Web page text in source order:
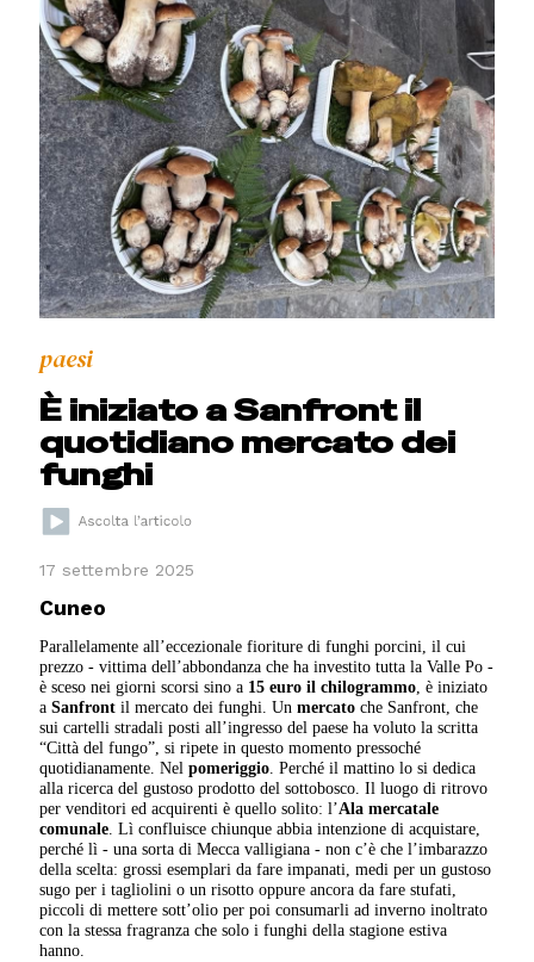
paesi
È iniziato a Sanfront il
quotidiano mercato dei
funghi
17 settembre 2025
Cuneo
Parallelamente all’eccezionale fioriture di funghi porcini, il cui
prezzo - vittima dell’abbondanza che ha investito tutta la Valle Po -
è sceso nei giorni scorsi sino a 15 euro il chilogrammo , è iniziato
aSanfront il mercato dei funghi. Unmercato che Sanfront, che
sui cartelli stradali posti all’ingresso del paese ha voluto la scritta
“Città del fungo”, si ripete in questo momento pressoché
quotidianamente. Nelpomeriggio . Perché il mattino lo si dedica
alla ricerca del gustoso prodotto del sottobosco. Il luogo di ritrovo
per venditori ed acquirenti è quello solito: l’Ala mercatale
comunale . Lì confluisce chiunque abbia intenzione di acquistare,
perché lì - una sorta di Mecca valligiana - non c’è che l’imbarazzo
della scelta: grossi esemplari da fare impanati, medi per un gustoso
sugo per i tagliolini o un risotto oppure ancora da fare stufati,
piccoli di mettere sott’olio per poi consumarli ad inverno inoltrato
con la stessa fragranza che solo i funghi della stagione estiva
hanno.